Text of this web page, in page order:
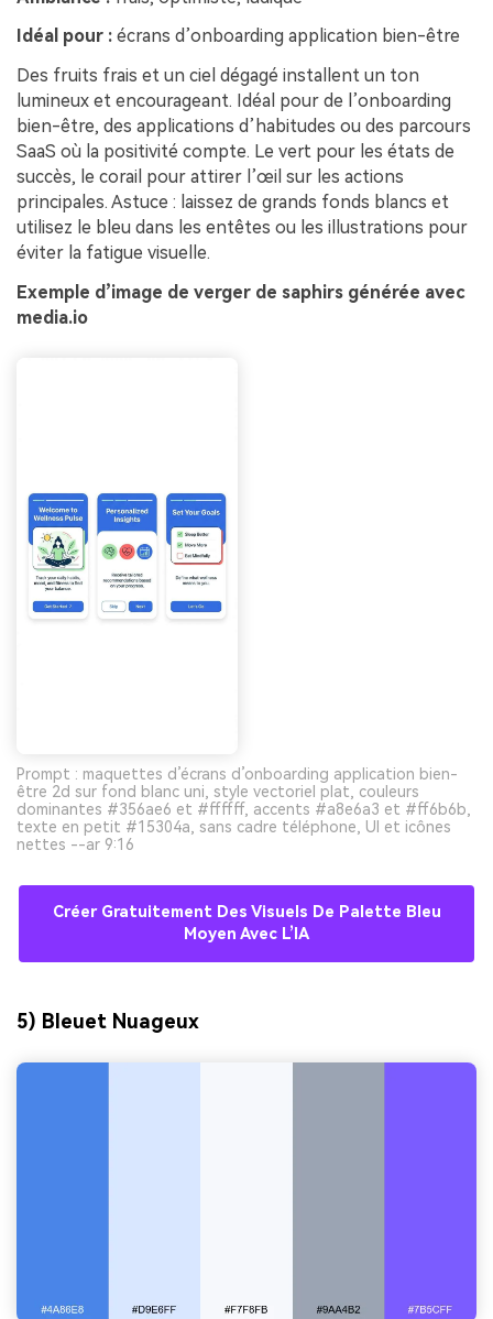
Idéal pour : écrans d’onboarding application bien-être
Des fruits frais et un ciel dégagé installent un ton
lumineux et encourageant. Idéal pour de l’onboarding
bien-être, des applications d’habitudes ou des parcours
SaaS où la positivité compte. Le vert pour les états de
succès, le corail pour attirer l’œil sur les actions
principales. Astuce : laissez de grands fonds blancs et
utilisez le bleu dans les entêtes ou les illustrations pour
éviter la fatigue visuelle.
Exemple d’image de verger de saphirs générée avec
media.io
Prompt : maquettes d’écrans d’onboarding application bien-
être 2d sur fond blanc uni, style vectoriel plat, couleurs
dominantes #356ae6 et #ffffff, accents #a8e6a3 et #ff6b6b,
texte en petit #15304a, sans cadre téléphone, UI et icônes
nettes --ar 9:16
Créer Gratuitement Des Visuels De Palette Bleu
Moyen Avec L’IA
5) Bleuet Nuageux